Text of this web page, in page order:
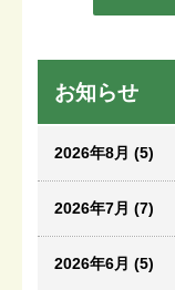
お知らせ
2026年8月 (5)
2026年7月 (7)
2026年6月 (5)